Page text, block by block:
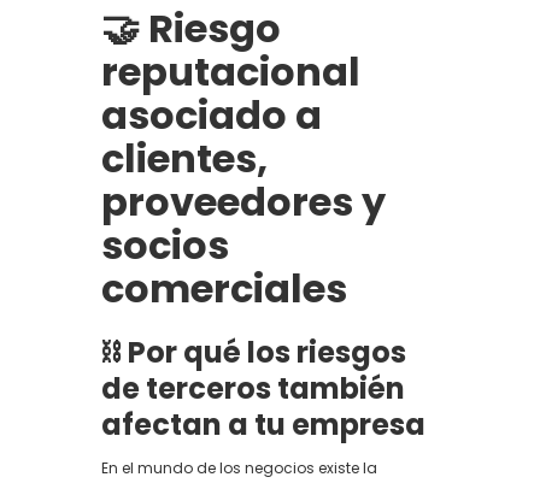
🤝 Riesgo
reputacional
asociado a
clientes,
proveedores y
socios
comerciales
⛓️ Por qué los riesgos
de terceros también
afectan a tu empresa
En el mundo de los negocios existe la